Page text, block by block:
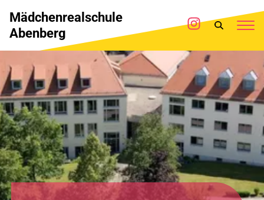
Mädchenrealschule
Abenberg